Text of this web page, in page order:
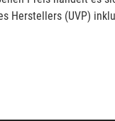
Herstellers (UVP)